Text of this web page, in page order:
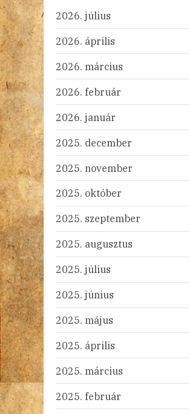
2026. július
2026. április
2026. március
2026. február
2026. január
2025. december
2025. november
2025. október
2025. szeptember
2025. augusztus
2025. július
2025. június
2025. május
2025. április
2025. március
2025. február